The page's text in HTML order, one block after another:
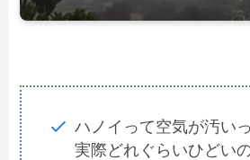
ハノイって空気が汚い
実際どれぐらいひどい